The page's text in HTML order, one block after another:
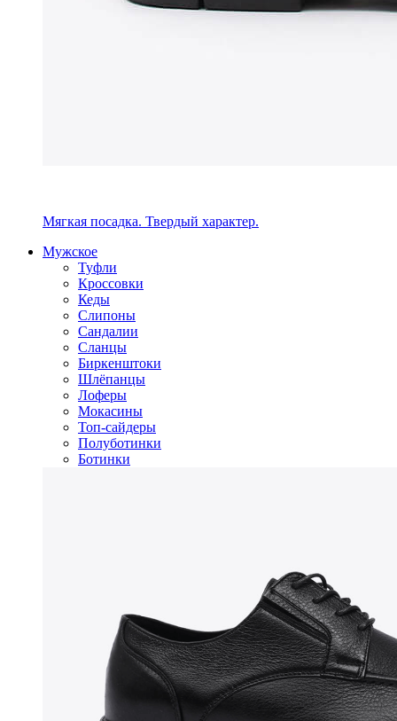
Мягкая посадка. Твердый характер.
Мужское
Туфли
Кроссовки
Кеды
Слипоны
Сандалии
Сланцы
Биркенштоки
Шлёпанцы
Лоферы
Мокасины
Топ-сайдеры
Полуботинки
Ботинки